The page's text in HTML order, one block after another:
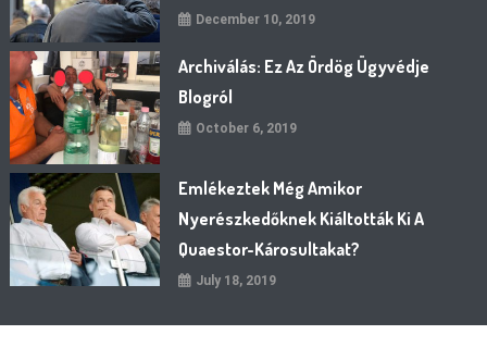
December 10, 2019
Archiválás: Ez Az Ördög Ügyvédje
Blogról
October 6, 2019
Emlékeztek Még Amikor
Nyerészkedőknek Kiáltották Ki A
Quaestor-Károsultakat?
July 18, 2019